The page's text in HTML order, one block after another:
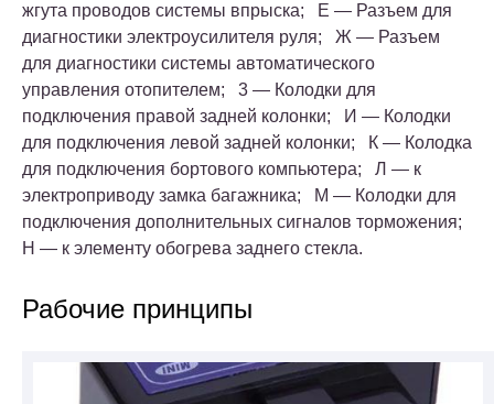
жгута проводов системы впрыска; Е — Разъем для
диагностики электроусилителя руля; Ж — Разъем
для диагностики системы автоматического
управления отопителем; 3 — Колодки для
подключения правой задней колонки; И — Колодки
для подключения левой задней колонки; К — Колодка
для подключения бортового компьютера; Л — к
электроприводу замка багажника; М — Колодки для
подключения дополнительных сигналов торможения;
Н — к элементу обогрева заднего стекла.
Рабочие принципы